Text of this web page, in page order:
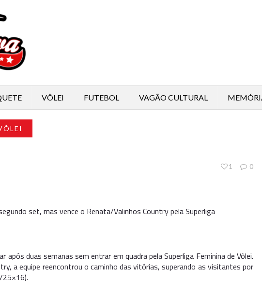
VÔLEI FUTEBOL VAGÃO CULTURAL
0
1
set, mas vence o Renata/Valinhos Country pela Superliga
após duas semanas sem entrar em quadra pela Superliga Feminina de Vôlei.
a equipe reencontrou o caminho das vitórias, superando as visitantes por